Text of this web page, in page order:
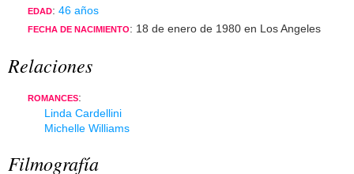
EDAD: 46 años
FECHA DE NACIMIENTO: 18 de enero de 1980 en Los Angeles
Relaciones
ROMANCES:
Linda Cardellini
Michelle Williams
Filmografía